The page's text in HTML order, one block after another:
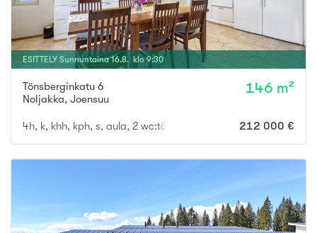
ESITTELY Sunnuntaina 16.8. klo9:30
Tönsberginkatu 6
Noljakka, Joensuu
146 m²
4h, k, khh, kph, s, aula, 2 wc:tä 212 000 €